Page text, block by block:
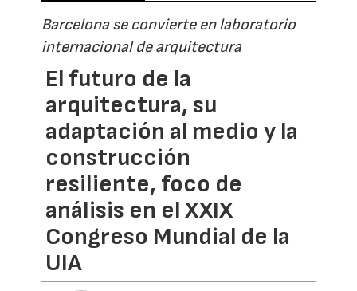
Barcelona se convierte en laboratorio
internacional de arquitectura
El futuro de la
arquitectura, su
adaptación al medio y la
construcción
resiliente, foco de
análisis en el XXIX
Congreso Mundial de la
UIA